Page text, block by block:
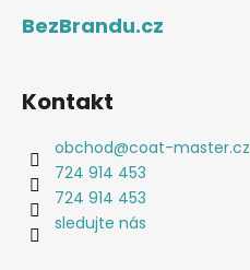
BezBrandu.cz
Kontakt
obchod@coat-master.cz
724 914 453
724 914 453
sledujte nás